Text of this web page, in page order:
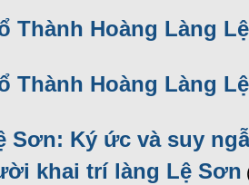
Thành Hoàng Làng
Thành Hoàng Làng
Sơn: Ký ức và suy
khai trí làng Lệ Sơn